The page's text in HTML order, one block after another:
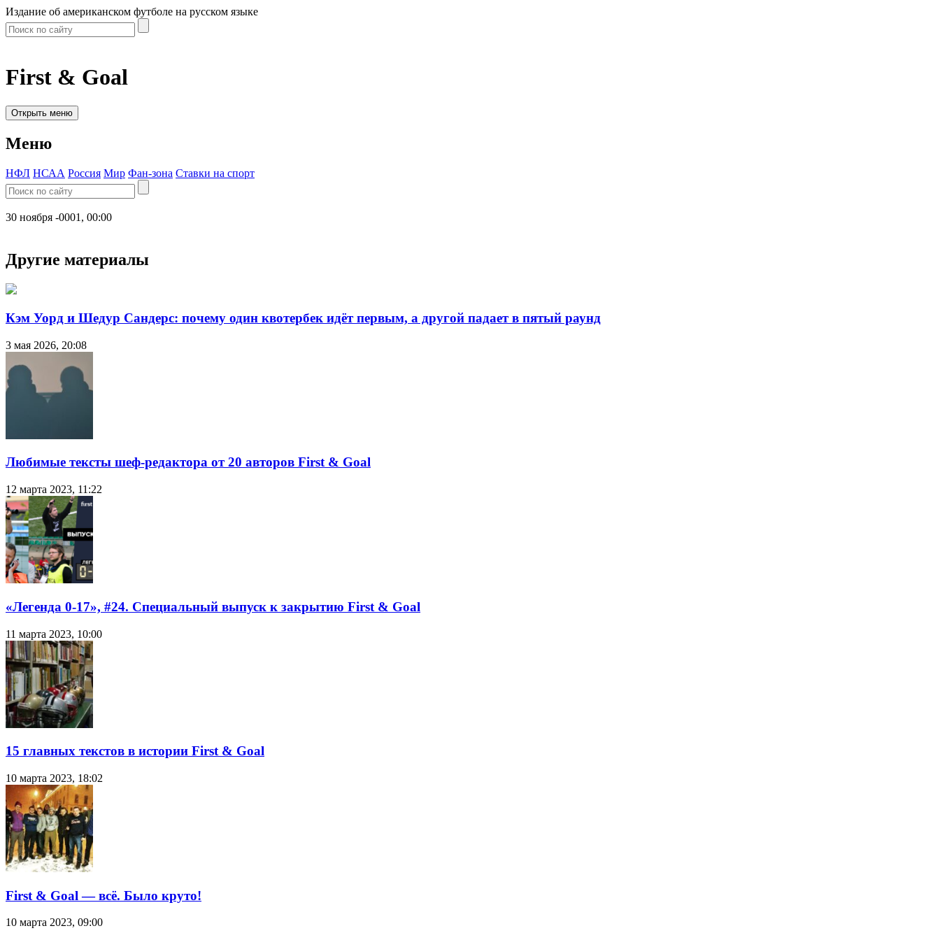
Издание об американском футболе на русском языке
First & Goal
Открыть меню
Меню
НФЛ НСАА Россия Мир Фан-зона Ставки на спорт
30 ноября -0001, 00:00
Другие материалы
Кэм Уорд и Шедур Сандерс: почему один квотербек идёт первым, а другой падает в пятый раунд
3 мая 2026, 20:08
Любимые тексты шеф-редактора от 20 авторов First & Goal
12 марта 2023, 11:22
«Легенда 0-17», #24. Специальный выпуск к закрытию First & Goal
11 марта 2023, 10:00
15 главных текстов в истории First & Goal
10 марта 2023, 18:02
First & Goal — всё. Было круто!
10 марта 2023, 09:00